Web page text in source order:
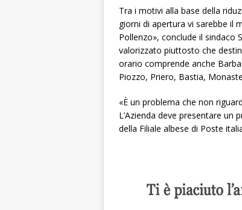
Tra i motivi alla base della
giorni di apertura vi sarebbe il
Pollenzo», conclude il sindaco
valorizzato piuttosto che
orario comprende anche
Piozzo, Priero, Bastia,
«È un problema che non
L’Azienda deve presentare
della Filiale albese di Poste